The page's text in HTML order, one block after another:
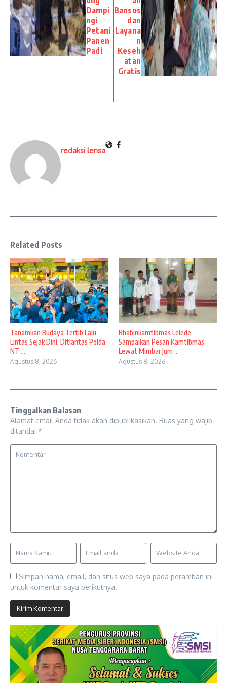
Dampi
ngi
Petani
Panen
Padi
Bansos
dan
Layana
n
Keseh
atan
Gratis
redaksi lensa
Related Posts
Tanamkan Budaya Tertib Lalu
Lintas Sejak Dini, Ditlantas Polda
NT ...
Agustus 8, 2026
Bhabinkamtibmas Lelede
Sampaikan Pesan Kamtibmas
Lewat Mimbar Jum ...
Agustus 8, 2026
Tinggalkan Balasan
Alamat email Anda tidak akan dipublikasikan. Ruas yang wajib
ditandai *
Simpan nama, email, dan situs web saya pada peramban ini
untuk komentar saya berikutnya.